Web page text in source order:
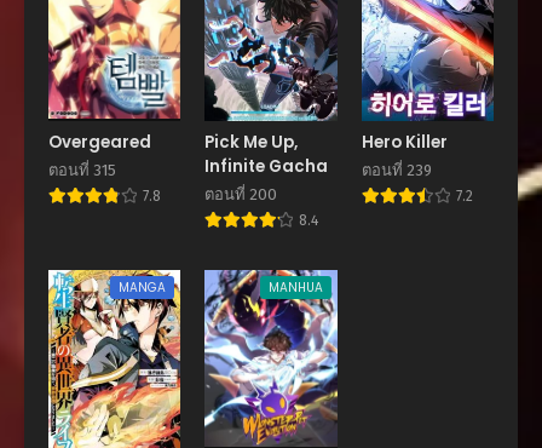
ตอนที่ 262
เมษายน 30, 2026
ตอนที่ 261
เมษายน 30, 2026
ตอนที่ 260
เมษายน 30, 2026
ตอนที่ 258
เมษายน 30, 2026
ตอนที่ 257
เมษายน 30, 2026
Overgeared
ตอนที่ 315
7.8
Pick Me Up,
Infinite Gacha
ตอนที่ 200
8.4
Hero Killer
ตอนที่ 239
7.2
MANGA MANHUA